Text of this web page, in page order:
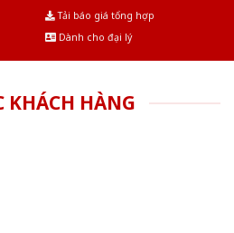
Tải báo giá tổng hợp
Dành cho đại lý
KHÁCH HÀNG